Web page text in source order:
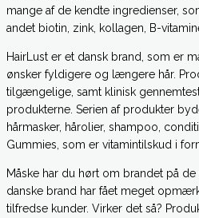
mange af de kendte ingredienser,
andet biotin, zink, kollagen, B-
HairLust er et dansk brand, som er
ønsker fyldigere og længere hår.
tilgængelige, samt klinisk
produkterne. Serien af produkter
hårmasker, hårolier, shampoo,
Gummies, som er vitamintilskud i
Måske har du hørt om brandet på
danske brand har fået meget
tilfredse kunder. Virker det så?